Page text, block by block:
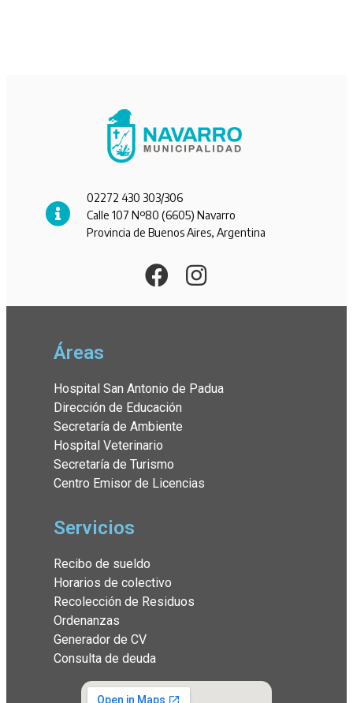
02272 430 303/306
Calle 107 Nº80 (6605) Navarro
Provincia de Buenos Aires, Argentina
Áreas
Hospital San Antonio de Padua
Dirección de Educación
Secretaría de Ambiente
Hospital Veterinario
Secretaría de Turismo
Centro Emisor de Licencias
Servicios
Recibo de sueldo
Horarios de colectivo
Recolección de Residuos
Ordenanzas
Generador de CV
Consulta de deuda